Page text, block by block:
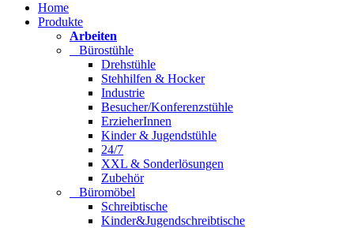
Home
Produkte
Arbeiten
Bürostühle
Drehstühle
Stehhilfen & Hocker
Industrie
Besucher/Konferenzstühle
ErzieherInnen
Kinder & Jugendstühle
24/7
XXL & Sonderlösungen
Zubehör
Büromöbel
Schreibtische
Kinder&Jugendschreibtische